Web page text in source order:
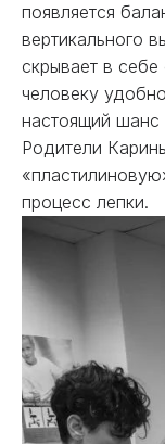
появляется
вертикального
скрывает в
человеку
настоящий
Родители
процесс лепки.